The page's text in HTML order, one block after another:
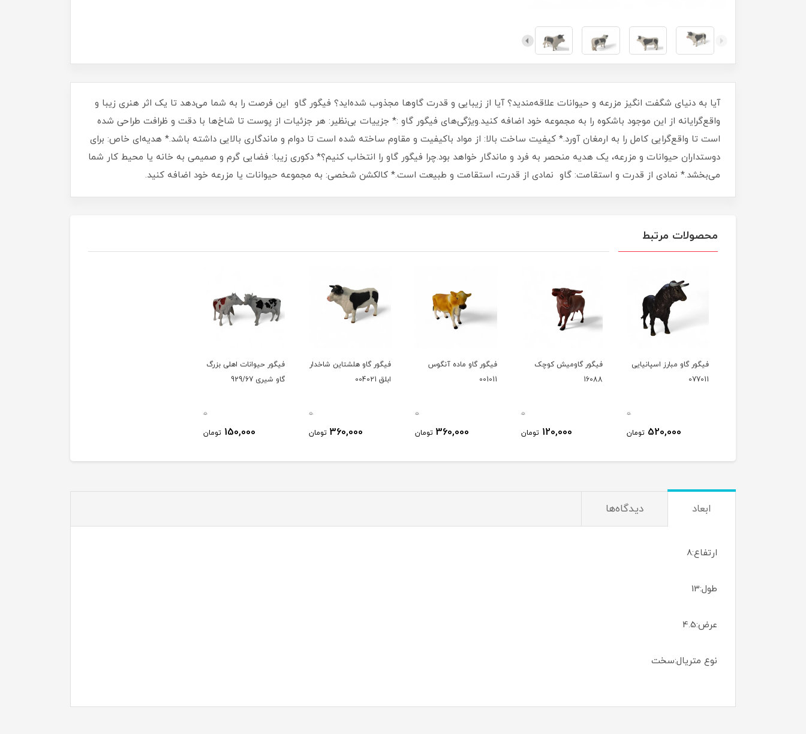
آیا به دنیای شگفت انگیز مزرعه و حیوانات علاقه‌مندید؟ آیا از زیبایی و قدرت گاوها مجذوب شده‌اید؟ فیگور گاو این فرصت را به شما می‌دهد تا یک اثر هنری زیبا و
واقع‌گرایانه از این موجود باشکوه را به مجموعه خود اضافه کنید.ویژگی‌های فیگور گاو :* جزییات بی‌نظیر: هر جزئیات از پوست تا شاخ‌ها با دقت و ظرافت طراحی شده
است تا واقع‌گرایی کامل را به ارمغان آورد.* کیفیت ساخت بالا: از مواد باکیفیت و مقاوم ساخته شده است تا دوام و ماندگاری بالایی داشته باشد.* هدیه‌ای خاص: برای
دوستداران حیوانات و مزرعه، یک هدیه منحصر به فرد و ماندگار خواهد بود.چرا فیگور گاو را انتخاب کنیم؟* دکوری زیبا: فضایی گرم و صمیمی به خانه یا محیط کار شما
می‌بخشد.* نمادی از قدرت و استقامت: گاو نمادی از قدرت، استقامت و طبیعت است.* کالکشن شخصی: به مجموعه حیوانات یا مزرعه خود اضافه کنید.
محصولات مرتبط
فیگور گاو مبارز اسپانیایی
077011
0
520,000 تومان
فیگور گاومیش کوچک
16088
0
120,000 تومان
فیگور گاو ماده آنگوس
001011
0
360,000 تومان
فیگور گاو هلشتاین شاخدار
ابلق 004021
0
360,000 تومان
فیگور حیوانات اهلی بزرگ
گاو شیری 929/67
0
150,000 تومان
ابعاد دیدگاه‌ها
ارتفاع:8
طول:13
عرض:4.5
نوع متریال:سخت